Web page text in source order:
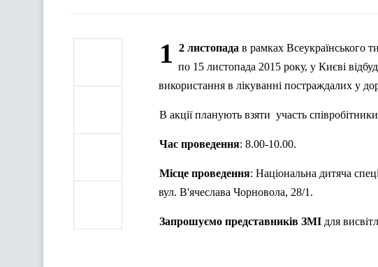
1 2 листопада в рамках Всеукраїнського
по 15 листопада 2015 року, у Києві
використання в лікуванні постраждалих у
В акції планують взяти участь
Час проведення: 8.00-10.00.
Місце проведення: Національна дитяча
вул. В'ячеслава Чорновола, 28/1.
Запрошуємо представників ЗМІ для